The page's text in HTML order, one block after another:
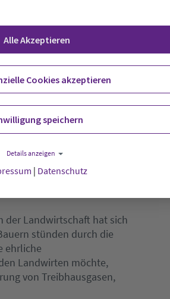
Modernisierung der
der Agrarexperte.
müsste man diese
der Landwirtschaft hat sich
stünden durch die
ehrliche
Landwirten möchte,
von Treibhausgasen,
Alle Akzeptieren
Cookies akzeptieren
speichern
Details anzeigen
| Datenschutz